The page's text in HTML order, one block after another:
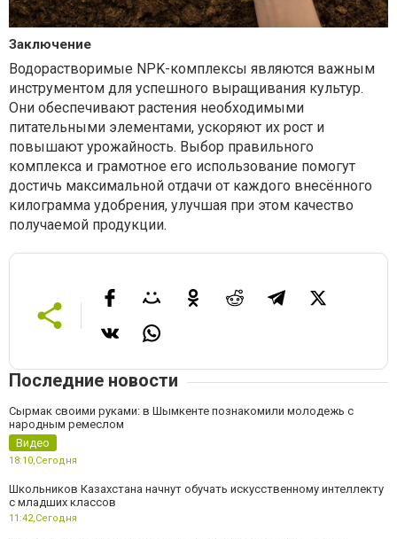
Заключение
Водорастворимые NPK-комплексы являются важным
инструментом для успешного выращивания культур.
Они обеспечивают растения необходимыми
питательными элементами, ускоряют их рост и
повышают урожайность. Выбор правильного
комплекса и грамотное его использование помогут
достичь максимальной отдачи от каждого внесённого
килограмма удобрения, улучшая при этом качество
получаемой продукции.
Последние новости
Сырмак своими руками: в Шымкенте познакомили молодежь с
народным ремеслом
Видео
18:10,Сегодня
Школьников Казахстана начнут обучать искусственному интеллекту
с младших классов
11:42,Сегодня